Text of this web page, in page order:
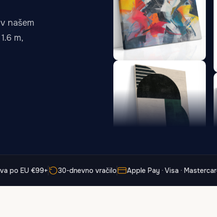
13,90 €
173,88 €
Cenovni
razpon:
od
13,90 €
do
13,90 €
do
167,88 €
Vozlišča
od 13,90€
167,88€
Cenovni
razpon:
od
13,90 €
našem
m,
po EU €99+ 30-dnevno vračilo Apple Pay · Visa ·